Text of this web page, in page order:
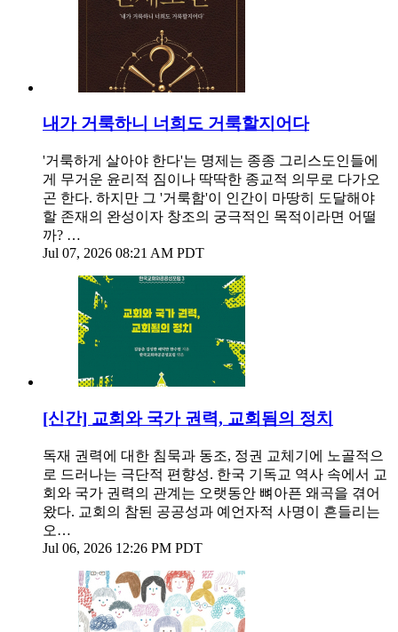
내가 거룩하니 너희도 거룩할지어다
'거룩하게 살아야 한다'는 명제는 종종 그리스도인들에
게 무거운 윤리적 짐이나 딱딱한 종교적 의무로 다가오
곤 한다. 하지만 그 '거룩함'이 인간이 마땅히 도달해야
할 존재의 완성이자 창조의 궁극적인 목적이라면 어떨
까? …
Jul 07, 2026 08:21 AM PDT
[신간] 교회와 국가 권력, 교회됨의 정치
독재 권력에 대한 침묵과 동조, 정권 교체기에 노골적으
로 드러나는 극단적 편향성. 한국 기독교 역사 속에서 교
회와 국가 권력의 관계는 오랫동안 뼈아픈 왜곡을 겪어
왔다. 교회의 참된 공공성과 예언자적 사명이 흔들리는
오…
Jul 06, 2026 12:26 PM PDT